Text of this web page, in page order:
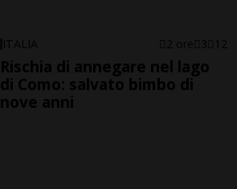
ITALIA 2 ore 3 12
Rischia di annegare nel lago
di Como: salvato bimbo di
nove anni